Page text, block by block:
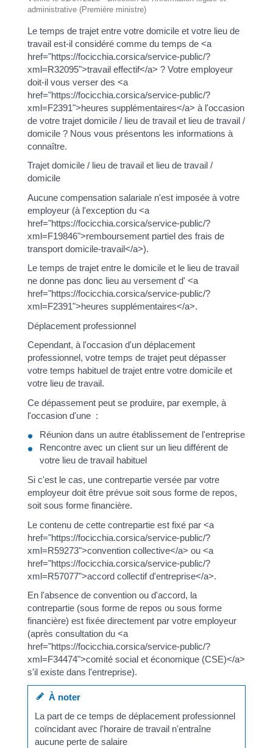
administrative (Première ministre)
Le temps de trajet entre votre domicile et votre lieu de
travail est-il considéré comme du temps de <a
href="https://focicchia.corsica/service-public/?
xml=R32095">travail effectif</a> ? Votre employeur
doit-il vous verser des <a
href="https://focicchia.corsica/service-public/?
xml=F2391">heures supplémentaires</a> à l'occasion
de votre trajet domicile / lieu de travail et lieu de travail /
domicile ? Nous vous présentons les informations à
connaître.
Trajet domicile / lieu de travail et lieu de travail /
domicile
Aucune compensation salariale n'est imposée à votre
employeur (à l'exception du <a
href="https://focicchia.corsica/service-public/?
xml=F19846">remboursement partiel des frais de
transport domicile-travail</a>).
Le temps de trajet entre le domicile et le lieu de travail
ne donne pas donc lieu au versement d' <a
href="https://focicchia.corsica/service-public/?
xml=F2391">heures supplémentaires</a>.
Déplacement professionnel
Cependant, à l'occasion d'un déplacement
professionnel, votre temps de trajet peut dépasser
votre temps habituel de trajet entre votre domicile et
votre lieu de travail.
Ce dépassement peut se produire, par exemple, à
l'occasion d'une :
Réunion dans un autre établissement de l'entreprise
Rencontre avec un client sur un lieu différent de
votre lieu de travail habituel
Si c'est le cas, une contrepartie versée par votre
employeur doit être prévue soit sous forme de repos,
soit sous forme financière.
Le contenu de cette contrepartie est fixé par <a
href="https://focicchia.corsica/service-public/?
xml=R59273">convention collective</a> ou <a
href="https://focicchia.corsica/service-public/?
xml=R57077">accord collectif d'entreprise</a>.
En l'absence de convention ou d'accord, la
contrepartie (sous forme de repos ou sous forme
financière) est fixée directement par votre employeur
(après consultation du <a
href="https://focicchia.corsica/service-public/?
xml=F34474">comité social et économique (CSE)</a>
s'il existe dans l'entreprise).
À noter
La part de ce temps de déplacement professionnel
coïncidant avec l'horaire de travail n'entraîne
aucune perte de salaire